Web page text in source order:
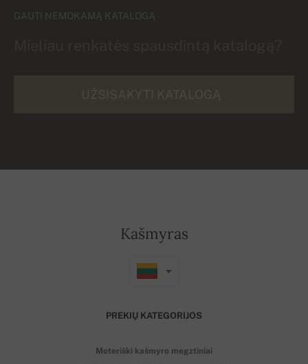
GAUTI NEMOKAMĄ KATALOGĄ
Kašmyras
PREKIŲ KATEGORIJOS
Moteriški kašmyro megztiniai